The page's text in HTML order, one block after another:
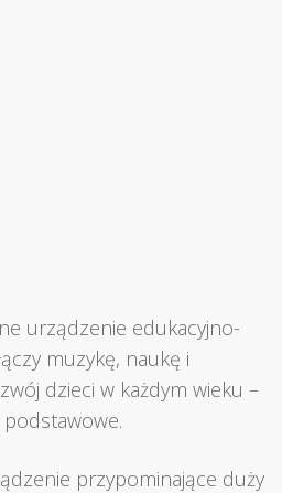
urządzenie edukacyjno-
muzykę, naukę i
dzieci w każdym wieku –
podstawowe.
przypominające duży